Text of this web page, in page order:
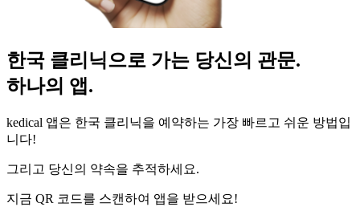
한국 클리닉으로 가는 당신의 관문.
하나의 앱.
kedical 앱은 한국 클리닉을 예약하는 가장 빠르고 쉬운 방법입
니다!
그리고 당신의 약속을 추적하세요.
지금 QR 코드를 스캔하여 앱을 받으세요!